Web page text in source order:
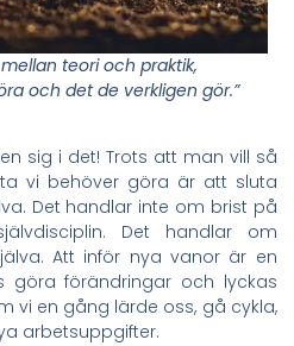
teori och praktik,
och det de verkligen gör.”
sig i det! Trots att man vill så
vi behöver göra är att sluta
Det handlar inte om brist på
Det handlar om
Att inför nya vanor är en
göra förändringar och lyckas
vi en gång lärde oss, gå cykla,
arbetsuppgifter.